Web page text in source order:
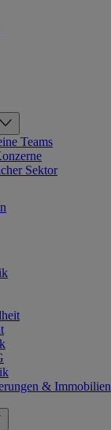
Teams
Sektor
& Immobilien